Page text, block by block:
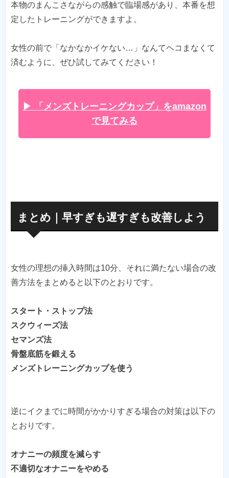
本物のまんこさながらの感触で臨場感があり、本番を想
定したトレーニングができますよ。
女性の前で「なかなかイケない…」なんてヘコまなくて
済むように、ぜひ試してみてください！
▶ 「メンズトレーニングカップ」をamazon
で見てみる
まとめ｜早すぎも遅すぎも改善しよう
女性の理想の挿入時間は10分、それに満たない場合の改
スタート・ストップ法
スクウィーズ法
セマンズ法
骨盤底筋を鍛える
逆にイクまでに時間がかかりすぎる場合の対策は以下の
オナニーの頻度を減らす
不適切なオナニーをやめる